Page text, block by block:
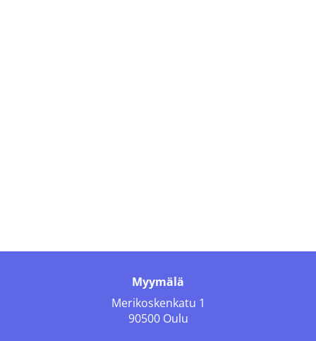
Myymälä
Merikoskenkatu 1
90500 Oulu